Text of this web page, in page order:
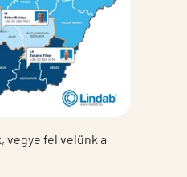
vegye fel velünk a